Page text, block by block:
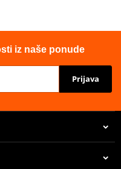
iz naše ponude
Prijava